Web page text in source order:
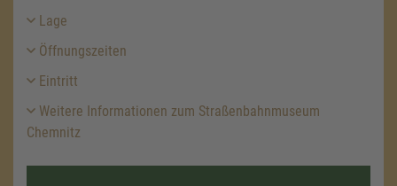
Lage
Öffnungszeiten
Eintritt
Weitere Informationen zum Straßenbahnmuseum
Chemnitz